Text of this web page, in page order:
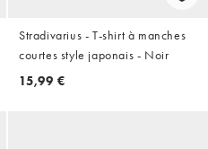
Stradivarius - T-shirt à manches
courtes style japonais - Noir
15,99 €